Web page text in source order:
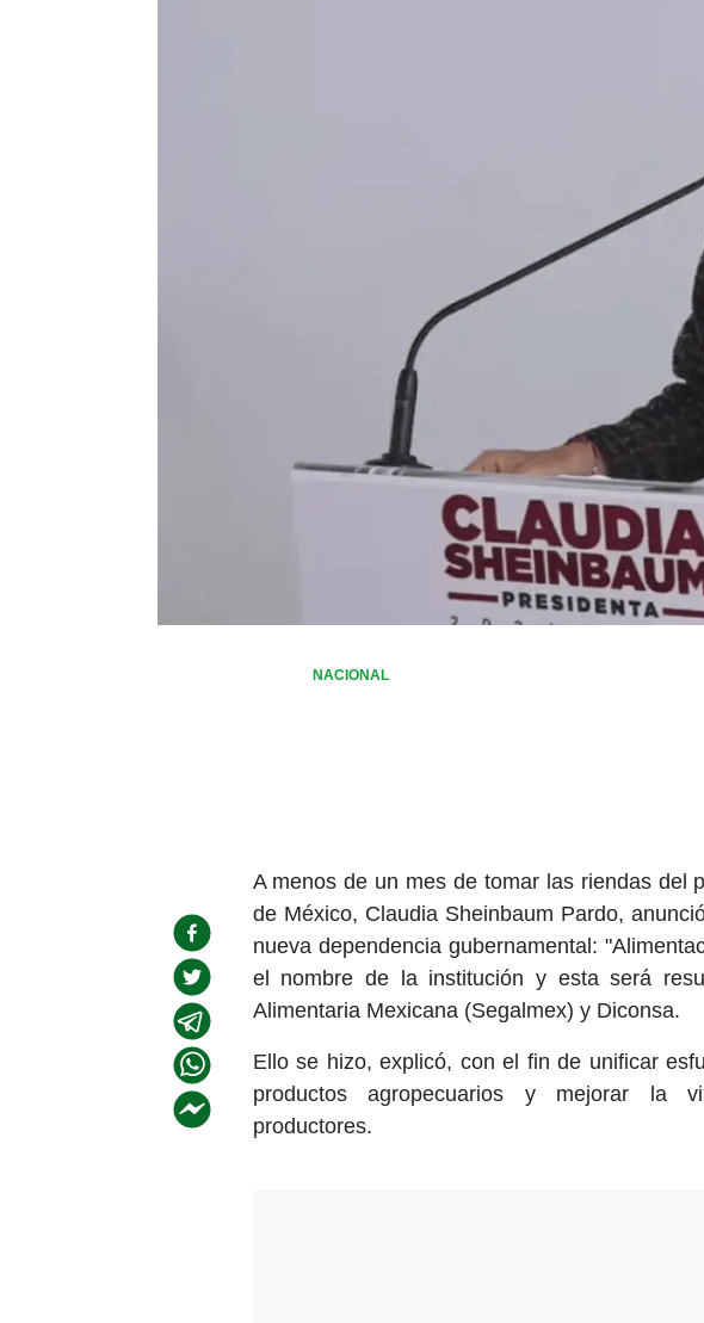
NACIONAL
A menos de un mes de tomar las riendas del
de México, Claudia Sheinbaum Pardo,
nueva dependencia gubernamental:
el nombre de la institución y esta será
Alimentaria Mexicana (Segalmex) y Diconsa.
Ello se hizo, explicó, con el fin de unificar
productos agropecuarios y mejorar la
productores.